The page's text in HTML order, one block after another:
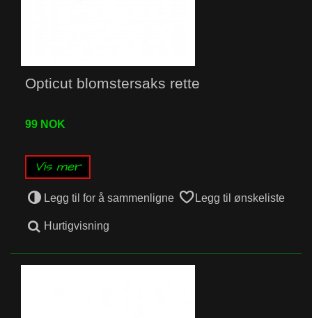
Opticut blomstersaks rette
99 NOK
Vis mer
Legg til for å sammenligne Legg til ønskeliste
Hurtigvisning